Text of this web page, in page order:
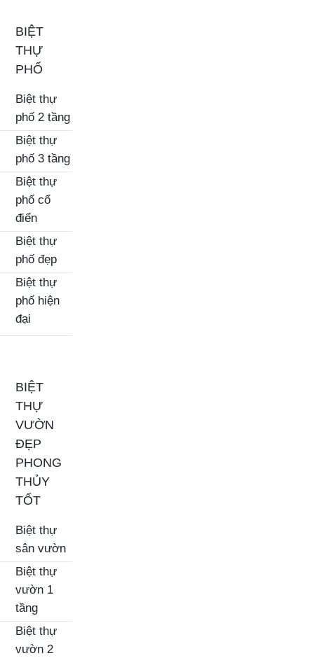
BIỆT
THỰ
PHỐ
Biệt thự
phố 2 tầng
Biệt thự
phố 3 tầng
Biệt thự
phố cổ
điển
Biệt thự
phố đẹp
Biệt thự
phố hiện
đại
BIỆT
THỰ
VƯỜN
ĐẸP
PHONG
THỦY
TỐT
Biệt thự
sân vườn
Biệt thự
vườn 1
tầng
Biệt thự
vườn 2